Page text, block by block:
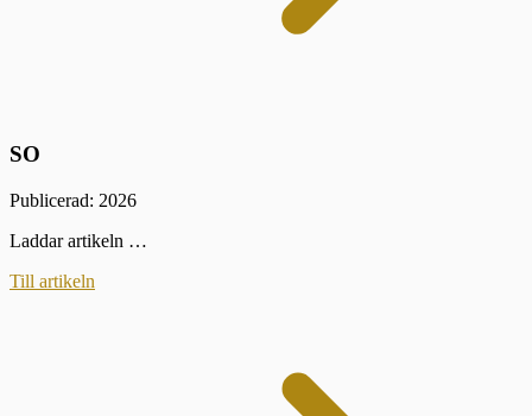
SO
Publicerad: 2026
Laddar artikeln …
Till artikeln